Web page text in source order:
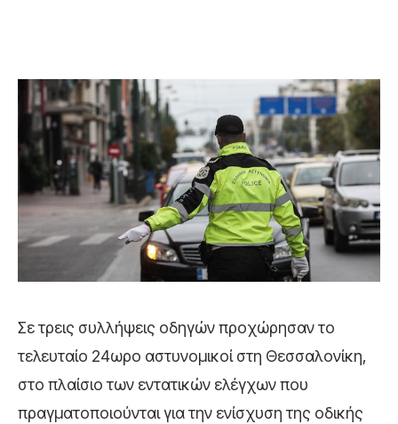
Σε τρεις συλλήψεις οδηγών προχώρησαν το
τελευταίο 24ωρο αστυνομικοί στη Θεσσαλονίκη,
στο πλαίσιο των εντατικών ελέγχων που
πραγματοποιούνται για την ενίσχυση της οδικής